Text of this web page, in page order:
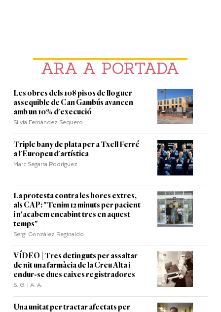
ARA A PORTADA
Les obres dels 108 pisos de lloguer
assequible de Can Gambús avancen
amb un 10% d'execució
Sílvia Fernández Sequero
Triple bany de plata per a Txell Ferré
a l'Europeu d'artística
Marc Segarra Rodríguez
La protesta contra les hores extres,
als CAP: "Tenim 12 minuts per pacient
i n'acabem encabint tres en aquest
temps"
Sergi Gonzàlez Reginaldo
VÍDEO | Tres detinguts per assaltar
de nit una farmàcia de la Creu Alta i
endur-se dues caixes registradores
S. G. i A. A.
Una unitat per tractar afectats per